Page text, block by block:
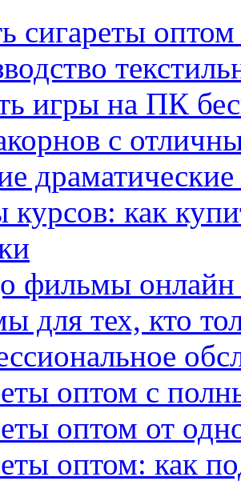
сигареты
игры на ПК
с
курсов: как
фильмы онлайн
для тех, кто
оптом с
оптом от
оптом: как